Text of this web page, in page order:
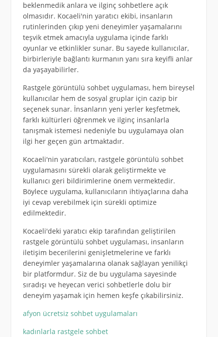
beklenmedik anlara ve ilginç sohbetlere açık
olmasıdır. Kocaeli'nin yaratıcı ekibi, insanların
rutinlerinden çıkıp yeni deneyimler yaşamalarını
teşvik etmek amacıyla uygulama içinde farklı
oyunlar ve etkinlikler sunar. Bu sayede kullanıcılar,
birbirleriyle bağlantı kurmanın yanı sıra keyifli anlar
da yaşayabilirler.
Rastgele görüntülü sohbet uygulaması, hem bireysel
kullanıcılar hem de sosyal gruplar için cazip bir
seçenek sunar. İnsanların yeni yerler keşfetmek,
farklı kültürleri öğrenmek ve ilginç insanlarla
tanışmak istemesi nedeniyle bu uygulamaya olan
ilgi her geçen gün artmaktadır.
Kocaeli'nin yaratıcıları, rastgele görüntülü sohbet
uygulamasını sürekli olarak geliştirmekte ve
kullanıcı geri bildirimlerine önem vermektedir.
Böylece uygulama, kullanıcıların ihtiyaçlarına daha
iyi cevap verebilmek için sürekli optimize
edilmektedir.
Kocaeli'deki yaratıcı ekip tarafından geliştirilen
rastgele görüntülü sohbet uygulaması, insanların
iletişim becerilerini genişletmelerine ve farklı
deneyimler yaşamalarına olanak sağlayan yenilikçi
bir platformdur. Siz de bu uygulama sayesinde
sıradışı ve heyecan verici sohbetlerle dolu bir
deneyim yaşamak için hemen keşfe çıkabilirsiniz.
afyon ücretsiz sohbet uygulamaları
kadınlarla rastgele sohbet